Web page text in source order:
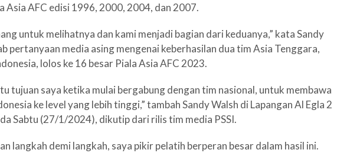
Asia AFC edisi 1996, 2000, 2004, dan 2007.
untuk melihatnya dan kami menjadi bagian dari keduanya,” kata Sandy
pertanyaan media asing mengenai keberhasilan dua tim Asia Tenggara,
lolos ke 16 besar Piala Asia AFC 2023.
tujuan saya ketika mulai bergabung dengan tim nasional, untuk membawa
ke level yang lebih tinggi,” tambah Sandy Walsh di Lapangan Al Egla 2
Sabtu (27/1/2024), dikutip dari rilis tim media PSSI.
langkah demi langkah, saya pikir pelatih berperan besar dalam hasil ini.